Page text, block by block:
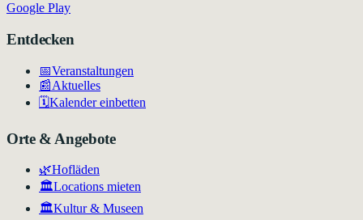
Google Play
Entdecken
📅Veranstaltungen
📰Aktuelles
🗓️Kalender einbetten
Orte & Angebote
🌿Hofläden
🏛️Locations mieten
🏛Kultur & Museen